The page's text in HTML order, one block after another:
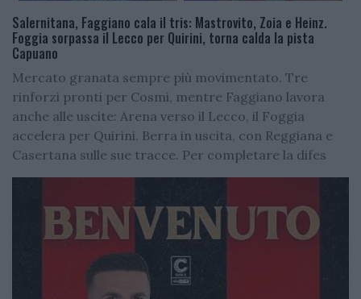
Salernitana, Faggiano cala il tris: Mastrovito, Zoia e Heinz.
Foggia sorpassa il Lecco per Quirini, torna calda la pista
Capuano
Mercato granata sempre più movimentato. Tre
rinforzi pronti per Cosmi, mentre Faggiano lavora
anche alle uscite: Arena verso il Lecco, il Foggia
accelera per Quirini. Berra in uscita, con Reggiana e
Casertana sulle sue tracce. Per completare la difes